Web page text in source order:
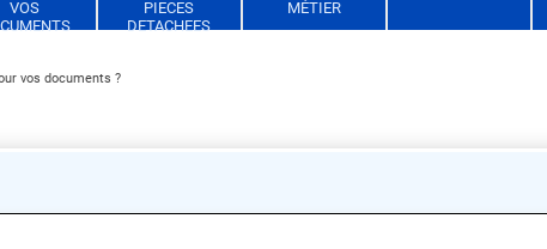
VOS
PIECES
DETACHEES
MÉTIER
vos documents ?